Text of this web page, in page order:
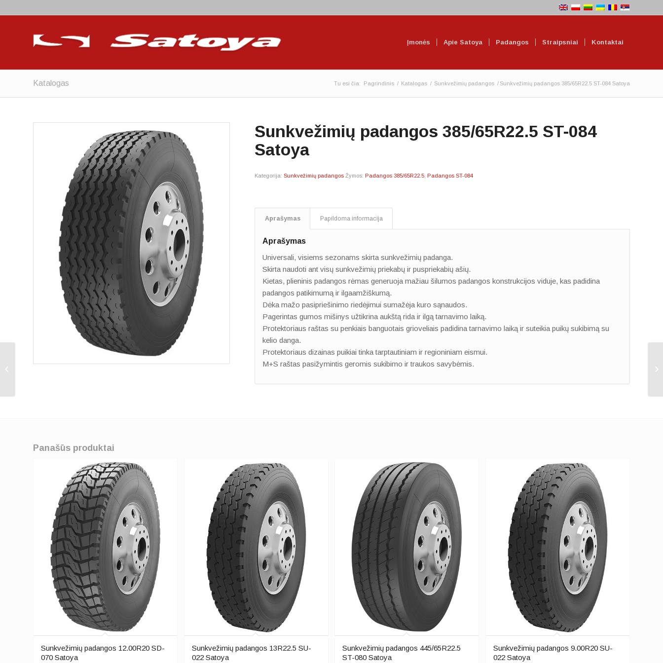
Įmonės Apie Satoya Padangos Straipsniai Kontaktai
Katalogas Tu esi čia: Pagrindinis / Katalogas / Sunkvežimių padangos / Sunkvežimių padangos 385/65R22.5 ST-084 Satoya
Sunkvežimių padangos 385/65R22.5 ST-084
Satoya
Kategorija:Sunkvežimių padangos Žymos: Padangos 385/65R22.5 Padangos ST-084
Aprašymas Papildoma informacija
Aprašymas
Universali, visiems sezonams skirta sunkvežimių padanga.
Skirta naudoti ant visų sunkvežimių priekabų ir puspriekabių ašių.
Kietas, plieninis padangos rėmas generuoja mažiau šilumos padangos konstrukcijos viduje, kas padidina
padangos patikimumą ir ilgaamžiškumą.
Dėka mažo pasipriešinimo riedėjimui sumažėja kuro sąnaudos.
Pagerintas gumos mišinys užtikrina aukštą rida ir ilgą tarnavimo laiką.
Protektoriaus raštas su penkiais banguotais grioveliais padidina tarnavimo laiką ir suteikia puikų sukibimą su
kelio danga.
Protektoriaus dizainas puikiai tinka tarptautiniam ir regioniniam eismui.
M+S raštas pasižymintis geromis sukibimo ir traukos savybėmis.
Panašūs produktai
Sunkvežimių padangos 12.00R20 SD-
070 Satoya
Sunkvežimių padangos 13R22.5 SU-
022 Satoya
Sunkvežimių padangos 445/65R22.5
ST-080 Satoya
Sunkvežimių padangos 9.00R20 SU-
022 Satoya